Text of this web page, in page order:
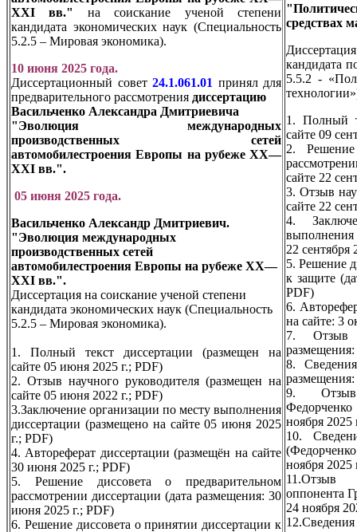
XXI вв."
на соискание ученой степени
кандидата экономических наук (Специальность
5.2.5 – Мировая экономика).
10 июня 2025 года.
Диссертационный совет 24.1.061.01 принял для
предварительного рассмотрения диссертацию
Васильченко Александра Дмитриевича
"Эволюция международных
производственных сетей
автомобилестроения Европы на рубеже XX—
XXI вв.".
05 июня 2025 года.
Васильченко Александр Дмитриевич.
"Эволюция международных
производственных сетей
автомобилестроения Европы на рубеже XX—
XXI вв.".
Диссертация на соискание ученой степени
кандидата экономических наук (Специальность
5.2.5 – Мировая экономика).
1. Полный текст диссертации (размещен на
сайте 05 июня 2025 г.; PDF)
2. Отзыв научного руководителя (размещен на
сайте 05 июня 2022 г.; PDF)
3.Заключение организации по месту выполнения
диссертации (размещено на сайте 05 июня 2025
г.; PDF)
4. Автореферат диссертации (размещён на сайте
30 июня 2025 г.; PDF)
5. Решение диссовета о предварительном
рассмотрении диссертации (дата размещения: 30
июня 2025 г.; PDF)
6. Решение диссовета о принятии диссертации к
средствах
кандидата
5.5.2 -
1. Полный
сайте 09
2. Решение
сайте 22
3. Отзыв
сайте 22
4.
выполнения
22
5. Решение
к защите
PDF)
6.
на сайте: 3
7. Отзыв
8.
9. Отзыв
ноября 2025
10.
ноября 2025
оппонента
24 ноября